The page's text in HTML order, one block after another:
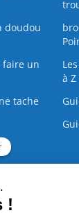
doudou
faire un
à Z
tache